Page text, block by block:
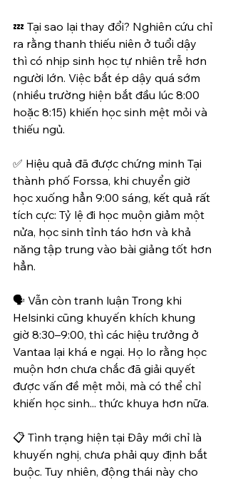
💤 Tại sao lại thay đổi? Nghiên cứu chỉ
ra rằng thanh thiếu niên ở tuổi dậy
thì có nhịp sinh học tự nhiên trễ hơn
người lớn. Việc bắt ép dậy quá sớm
(nhiều trường hiện bắt đầu lúc 8:00
hoặc 8:15) khiến học sinh mệt mỏi và
thiếu ngủ.
✅ Hiệu quả đã được chứng minh Tại
thành phố Forssa, khi chuyển giờ
học xuống hẳn 9:00 sáng, kết quả rất
tích cực: Tỷ lệ đi học muộn giảm một
nửa, học sinh tỉnh táo hơn và khả
năng tập trung vào bài giảng tốt hơn
hẳn.
🗣️ Vẫn còn tranh luận Trong khi
Helsinki cũng khuyến khích khung
giờ 8:30–9:00, thì các hiệu trưởng ở
Vantaa lại khá e ngại. Họ lo rằng học
muộn hơn chưa chắc đã giải quyết
được vấn đề mệt mỏi, mà có thể chỉ
khiến học sinh... thức khuya hơn nữa.
📋 Tình trạng hiện tại Đây mới chỉ là
khuyến nghị, chưa phải quy định bắt
buộc. Tuy nhiên, động thái này cho